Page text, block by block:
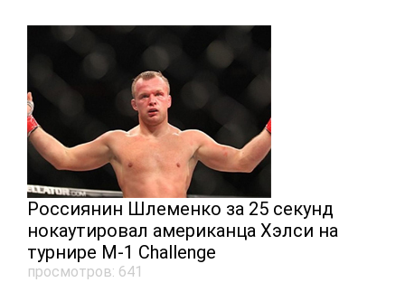
Россиянин Шлеменко за 25 секунд
нокаутировал американца Хэлси на
турнире M-1 Challenge
просмотров: 641